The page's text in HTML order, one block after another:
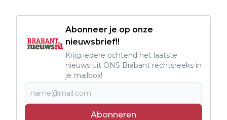
Abonneer je op onze
nieuwsbrief!!
Krijg iedere ochtend het laatste
nieuws uit ONS Brabant rechtsreeks in
je mailbox!
Abonneren